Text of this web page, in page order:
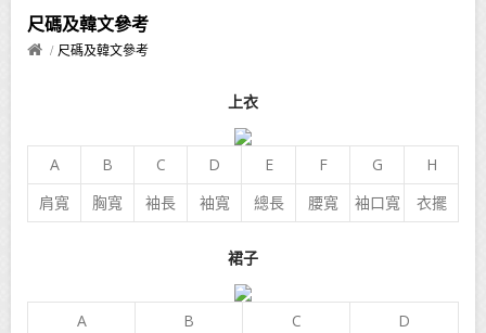
尺碼及韓文參考
尺碼及韓文參考
上衣
A B C D E F G
H
肩寬
胸寬 袖長 袖寬 總長 腰寬 袖口寬 衣擺
裙子
A B C
D